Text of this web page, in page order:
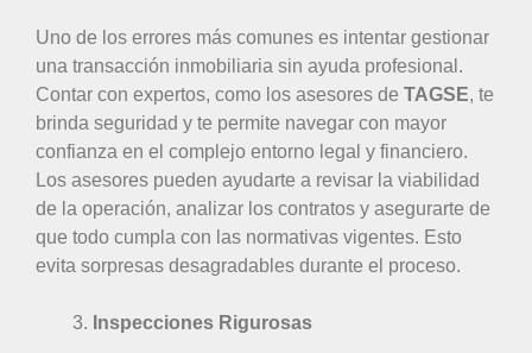
Uno de los errores más comunes es intentar gestionar
una transacción inmobiliaria sin ayuda profesional.
Contar con expertos, como los asesores de TAGSE, te
brinda seguridad y te permite navegar con mayor
confianza en el complejo entorno legal y financiero.
Los asesores pueden ayudarte a revisar la viabilidad
de la operación, analizar los contratos y asegurarte de
que todo cumpla con las normativas vigentes. Esto
evita sorpresas desagradables durante el proceso.
Inspecciones Rigurosas